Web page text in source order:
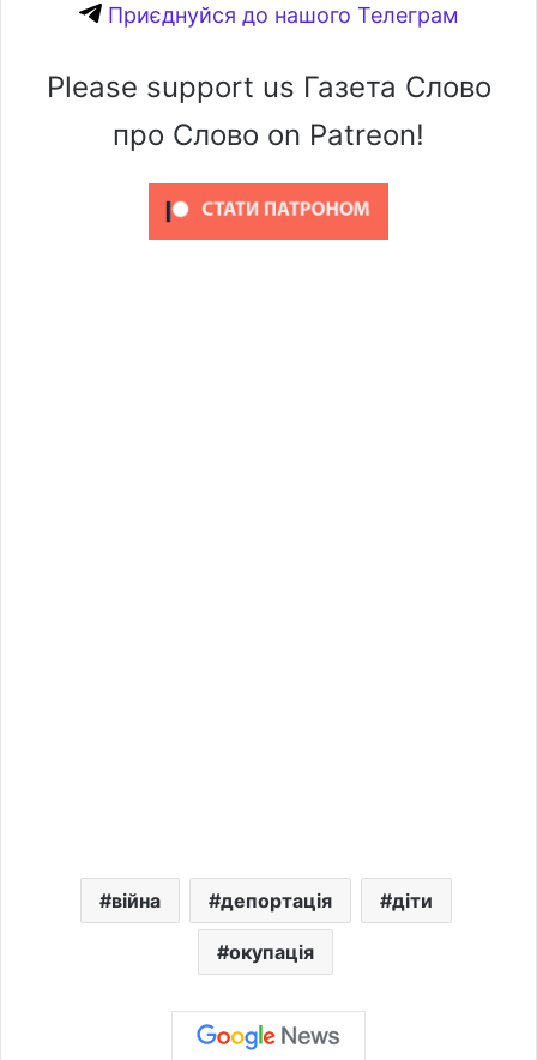
Приєднуйся до нашого Телеграм
Please support us Газета Слово
про Слово on Patreon!
війна депортація діти
окупація